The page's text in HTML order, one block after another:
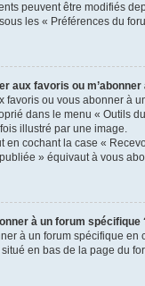
peuvent être modifiés
les « Préférences du
aux favoris ou
favoris ou vous abonner à
dans le menu « Outils
illustré par une image.
en cochant la case «
» équivaut à vous
à un forum spécifique
à un forum spécifique en
en bas de la page du